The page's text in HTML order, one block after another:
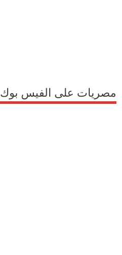
مصريات على الفيس بوك